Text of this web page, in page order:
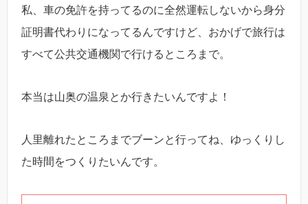
私、車の免許を持ってるのに全然運転しないから身分
証明書代わりになってるんですけど、おかげで旅行は
すべて公共交通機関で行けるところまで。
本当は山奥の温泉とか行きたいんですよ！
人里離れたところまでブーンと行ってね、ゆっくりし
た時間をつくりたいんです。